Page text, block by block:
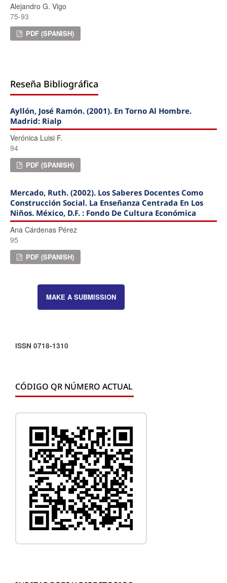
Alejandro G. Vigo
75-93
PDF (SPANISH)
Reseña Bibliográfica
Ayllón, José Ramón. (2001). En Torno Al Hombre.
Madrid: Rialp
Verónica Luisi F.
94
PDF (SPANISH)
Mercado, Ruth. (2002). Los Saberes Docentes Como
Construcción Social. La Enseñanza Centrada En Los
Niños. México, D.F. : Fondo De Cultura Económica
Ana Cárdenas Pérez
95
PDF (SPANISH)
MAKE A SUBMISSION
ISSN 0718-1310
CÓDIGO QR NÚMERO ACTUAL